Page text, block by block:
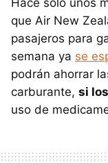
que Air New
pasajeros para
semana ya se
podrán ahorrar
carburante, si
uso de